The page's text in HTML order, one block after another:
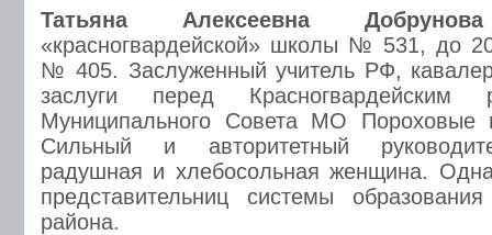
Татьяна Алексеевна Добрунова
«красногвардейской» школы № 531, до
№ 405. Заслуженный учитель РФ,
заслуги перед Красногвардейским
Муниципального Совета МО Пороховые
Сильный и авторитетный
радушная и хлебосольная женщина.
представительниц системы образования
района.